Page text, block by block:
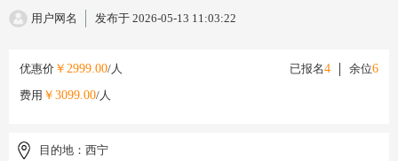
用户网名
发布于 2026-05-13 11:03:22
优惠价 ￥2999.00/人 余位6
已报名4
费用 ￥3099.00/人
目的地： 西宁